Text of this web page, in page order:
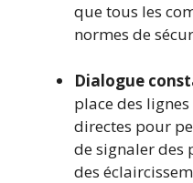
que tous les
normes de
Dialogue
place des
directes pour
de signaler des
des